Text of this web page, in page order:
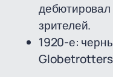
дебютировал
зрителей.
1920-е:
Globetrotters